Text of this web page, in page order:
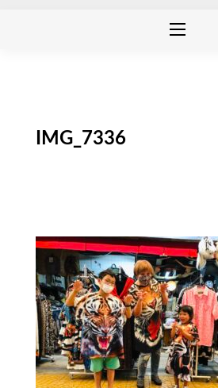
IMG_7336